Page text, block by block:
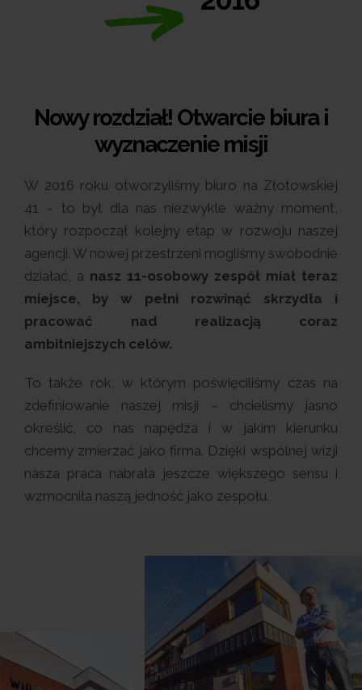
Nowy rozdział! Otwarcie biura i
wyznaczenie misji
W 2016 roku otworzyliśmy biuro na Złotowskiej
41 – to był dla nas niezwykle ważny moment,
który rozpoczął kolejny etap w rozwoju naszej
agencji. W nowej przestrzeni mogliśmy swobodnie
działać, a nasz 11-osobowy zespół miał teraz
miejsce, by w pełni rozwinąć skrzydła i
pracować nad realizacją coraz
ambitniejszych celów.
To także rok, w którym poświęciliśmy czas na
zdefiniowanie naszej misji – chcieliśmy jasno
określić, co nas napędza i w jakim kierunku
chcemy zmierzać jako firma. Dzięki wspólnej wizji
nasza praca nabrała jeszcze większego sensu i
wzmocniła naszą jedność jako zespołu.